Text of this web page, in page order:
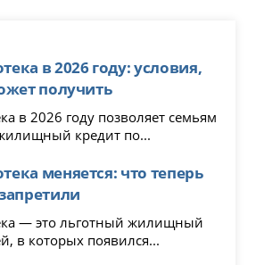
в 2026 году: условия,
получить
в 2026 году позволяет семьям
кредит по...
меняется: что теперь
— это льготный жилищный
в которых появился...